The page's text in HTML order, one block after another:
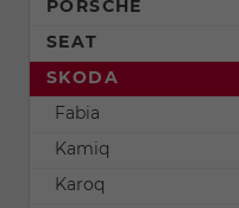
PORSCHE
SEAT
SKODA
Fabia
Kamiq
Karoq